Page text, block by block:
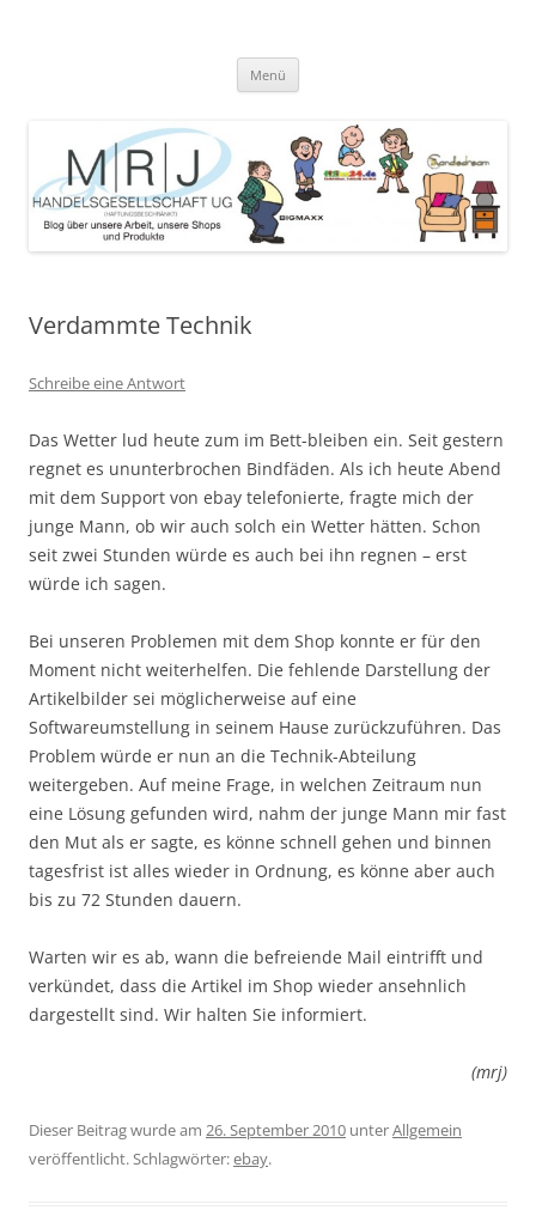
angebotene Produkte
Menü
Verdammte Technik
Schreibe eine Antwort
Das Wetter lud heute zum im Bett-bleiben ein. Seit gestern
regnet es ununterbrochen Bindfäden. Als ich heute Abend
mit dem Support von ebay telefonierte, fragte mich der
junge Mann, ob wir auch solch ein Wetter hätten. Schon
seit zwei Stunden würde es auch bei ihn regnen – erst
würde ich sagen.
Bei unseren Problemen mit dem Shop konnte er für den
Moment nicht weiterhelfen. Die fehlende Darstellung der
Artikelbilder sei möglicherweise auf eine
Softwareumstellung in seinem Hause zurückzuführen. Das
Problem würde er nun an die Technik-Abteilung
weitergeben. Auf meine Frage, in welchen Zeitraum nun
eine Lösung gefunden wird, nahm der junge Mann mir fast
den Mut als er sagte, es könne schnell gehen und binnen
tagesfrist ist alles wieder in Ordnung, es könne aber auch
bis zu 72 Stunden dauern.
Warten wir es ab, wann die befreiende Mail eintrifft und
verkündet, dass die Artikel im Shop wieder ansehnlich
dargestellt sind. Wir halten Sie informiert.
(mrj)
Dieser Beitrag wurde am 26. September 2010 unterAllgemein
veröffentlicht. Schlagwörter:ebay.